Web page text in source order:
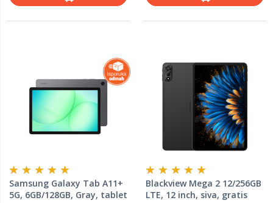
Samsung Galaxy Tab A11+
5G, 6GB/128GB, Gray, tablet
Blackview Mega 2 12/256GB
LTE, 12 inch, siva, gratis